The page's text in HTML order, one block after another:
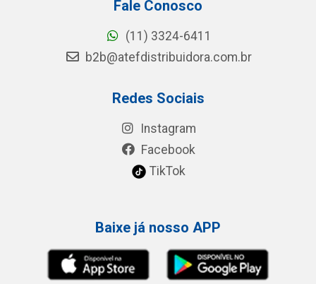
Fale Conosco
(11) 3324-6411
b2b@atefdistribuidora.com.br
Redes Sociais
Instagram
Facebook
TikTok
Baixe já nosso APP